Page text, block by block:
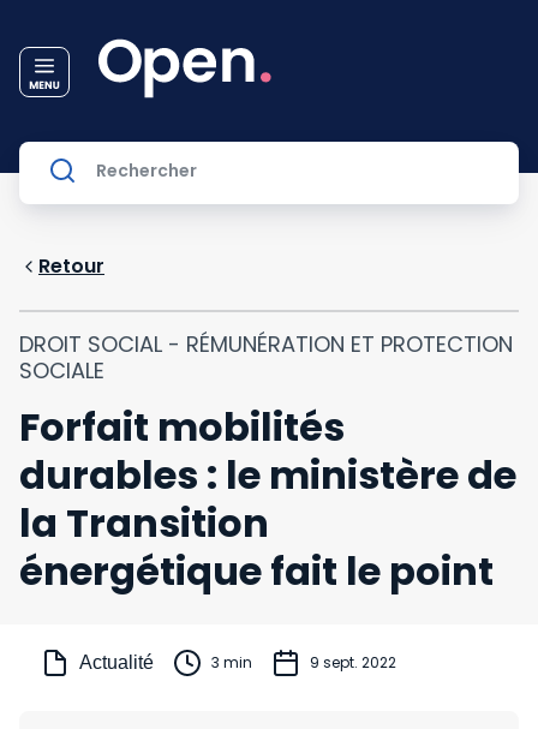
Retour
DROIT SOCIAL - RÉMUNÉRATION ET PROTECTION
SOCIALE
Forfait mobilités
durables : le ministère de
la Transition
énergétique fait le point
Actualité 3 min 9 sept. 2022